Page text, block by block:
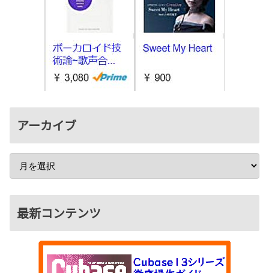
アーカイブ
最新コンテンツ